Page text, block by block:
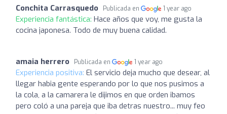
Conchita Carrasquedo Publicada en 1 year ago
Experiencia fantástica: Hace años que voy, me gusta la
cocina japonesa. Todo de muy buena calidad.
amaia herrero Publicada en 1 year ago
Experiencia positiva: El servicio deja mucho que desear, al
llegar habia gente esperando por lo que nos pusimos a
la cola, a la camarera le dijimos en que orden ibamos
pero coló a una pareja que iba detras nuestro... muy feo